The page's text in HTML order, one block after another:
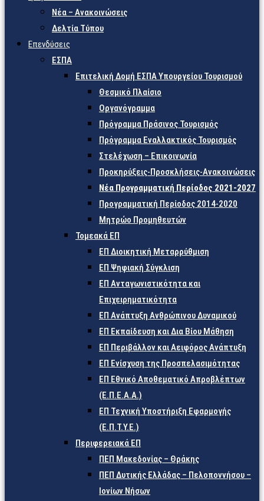
Νέα – Ανακοινώσεις
Δελτία Τύπου
Επενδύσεις
ΕΣΠΑ
Επιτελική Δομή ΕΣΠΑ Υπουργείου Τουρισμού
Θεσμικό Πλαίσιο
Οργανόγραμμα
Πρόγραμμα Πράσινος Τουρισμός
Πρόγραμμα Εναλλακτικός Τουρισμός
Στελέχωση – Επικοινωνία
Προκηρύξεις-Προσκλήσεις-Ανακοινώσεις
Νέα Προγραμματική Περίοδος 2021-2027
Προγραμματική Περίοδος 2014-2020
Μητρώο Προμηθευτών
Τομεακά ΕΠ
ΕΠ Διοικητική Μεταρρύθμιση
ΕΠ Ψηφιακή Σύγκλιση
ΕΠ Ανταγωνιστικότητα και
Επιχειρηματικότητα
ΕΠ Ανάπτυξη Ανθρώπινου Δυναμικού
ΕΠ Εκπαίδευση και Δια Βίου Μάθηση
ΕΠ Περιβάλλον και Αειφόρος Ανάπτυξη
ΕΠ Ενίσχυση της Προσπελασιμότητας
ΕΠ Εθνικό Αποθεματικό Απροβλέπτων
(Ε.Π.Ε.Α.Α.)
ΕΠ Τεχνική Υποστήριξη Εφαρμογής
(Ε.Π.Τ.Υ.Ε.)
Περιφερειακά ΕΠ
ΠΕΠ Μακεδονίας – Θράκης
ΠΕΠ Δυτικής Ελλάδας – Πελοποννήσου –
Ιονίων Νήσων